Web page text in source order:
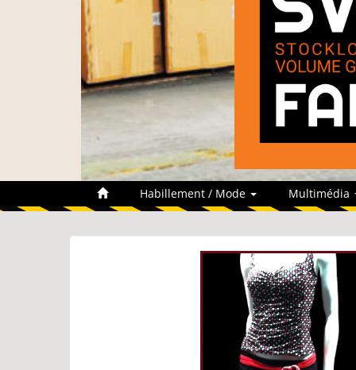
Habillement / Mode Multimédia